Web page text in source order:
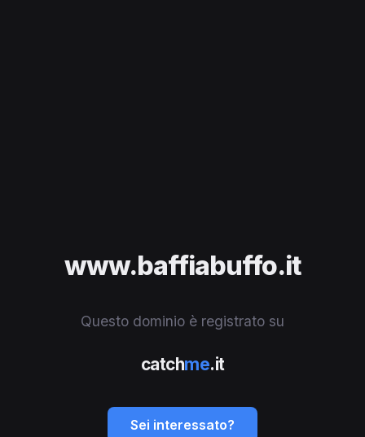
www.baffiabuffo.it
Questo dominio è registrato su
catchme.it
Sei interessato?